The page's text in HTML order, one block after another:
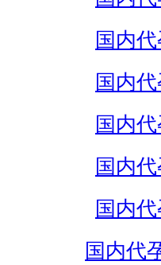
国内
国内
国内
国内
国内
国内代